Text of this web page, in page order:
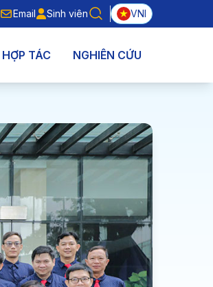
Email
Email
Sinh viên
Sinh viên
VNI
HỢP TÁC NGHIÊN CỨU